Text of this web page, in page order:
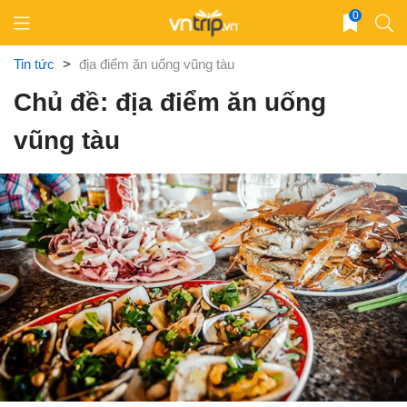
content
0
Tin tức > địa điểm ăn uống vũng tàu
Chủ đề: địa điểm ăn uống
vũng tàu